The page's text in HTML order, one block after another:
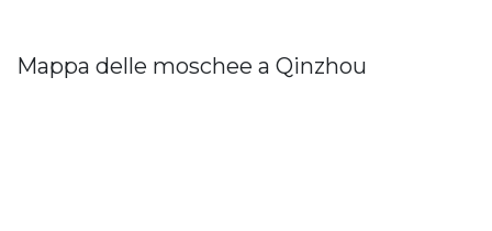
Mappa delle moschee a Qinzhou